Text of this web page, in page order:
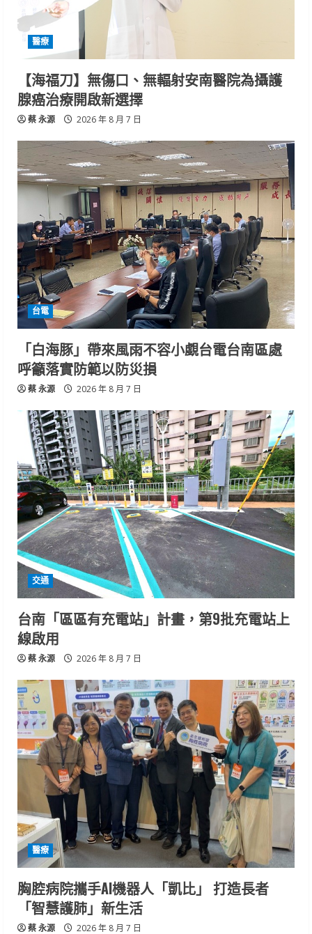
醫療
【海福刀】無傷口、無輻射安南醫院為攝護
腺癌治療開啟新選擇
蔡 永源 2026 年 8 月 7 日
台電
「白海豚」帶來風雨不容小覷台電台南區處
呼籲落實防範以防災損
蔡 永源 2026 年 8 月 7 日
交通
台南「區區有充電站」計畫，第9批充電站上
線啟用
蔡 永源 2026 年 8 月 7 日
醫療
胸腔病院攜手AI機器人「凱比」 打造長者
「智慧護肺」新生活
蔡 永源 2026 年 8 月 7 日